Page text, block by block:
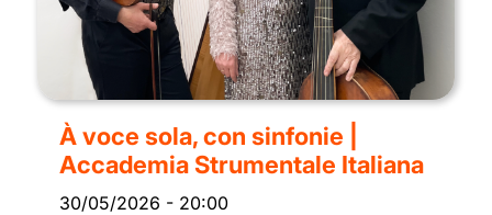
À voce sola, con sinfonie |
Accademia Strumentale Italiana
30/05/2026 - 20:00